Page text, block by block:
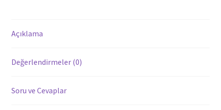
Açıklama
Değerlendirmeler (0)
Soru ve Cevaplar